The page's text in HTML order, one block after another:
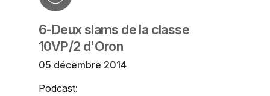
6-Deux slams de la classe
10VP/2 d'Oron
05 décembre 2014
Podcast: